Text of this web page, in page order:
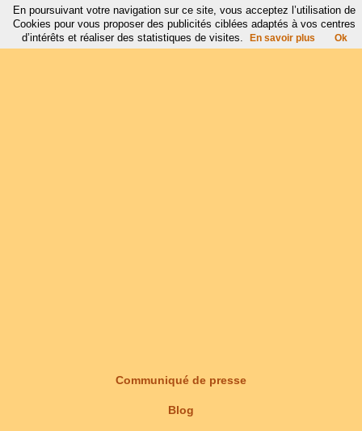
Communiqué de presse
Blog
En poursuivant votre navigation sur ce site, vous acceptez l’utilisation de
Cookies pour vous proposer des publicités ciblées adaptés à vos centres
d’intérêts et réaliser des statistiques de visites.
En savoir plus Ok